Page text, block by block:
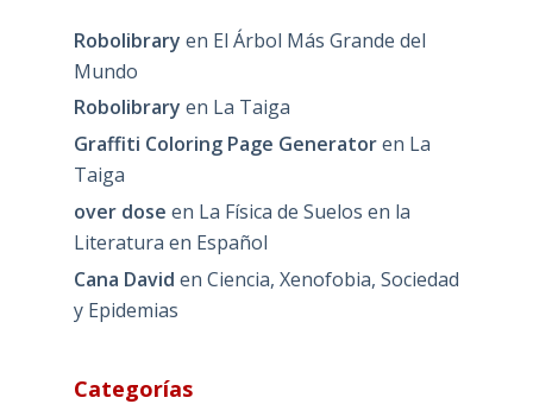
Robolibrary en El Árbol Más Grande del
Mundo
Robolibrary en La Taiga
Graffiti Coloring Page Generatoren La
Taiga
over dose en La Física de Suelos en la
Literatura en Español
Cana David en Ciencia, Xenofobia, Sociedad
y Epidemias
Categorías